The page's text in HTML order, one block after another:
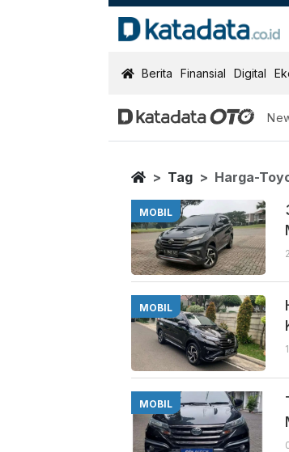
KatadataOTO
Berita Finansial Digital
Harga
Berita
Home
Tag Harga-
MOBIL
MOBIL
MOBIL